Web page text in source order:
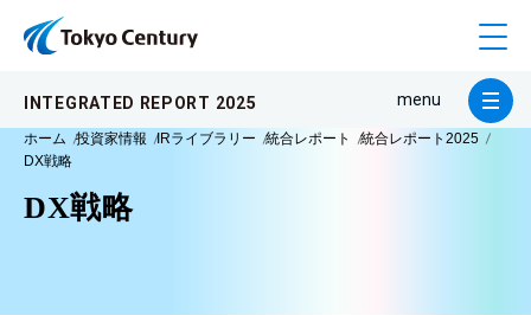
INTEGRATED REPORT 2025 menu
ホーム 投資家情報 IRライブラリー 統合レポート
統合レポート2025
DX戦略
DX戦略